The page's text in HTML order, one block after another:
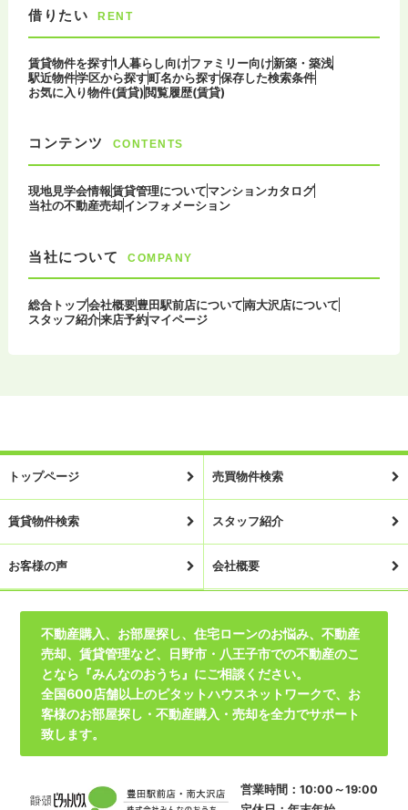
借りたい RENT
賃貸物件を探す1人暮らし向けファミリー向け新築・築浅
駅近物件学区から探す町名から探す保存した検索条件
お気に入り物件(賃貸)閲覧履歴(賃貸)
コンテンツ CONTENTS
現地見学会情報賃貸管理についてマンションカタログ
当社の不動産売却インフォメーション
当社について COMPANY
総合トップ会社概要豊田駅前店について南大沢店について
スタッフ紹介来店予約マイページ
トップページ 売買物件検索
賃貸物件検索 スタッフ紹介
お客様の声 会社概要
不動産購入、お部屋探し、住宅ローンのお悩み、不動産
売却、賃貸管理など、日野市・八王子市での不動産のこ
となら『みんなのおうち』にご相談ください。
全国600店舗以上のピタットハウスネットワークで、お
客様のお部屋探し・不動産購入・売却を全力でサポート
致します。
営業時間：10:00～19:00